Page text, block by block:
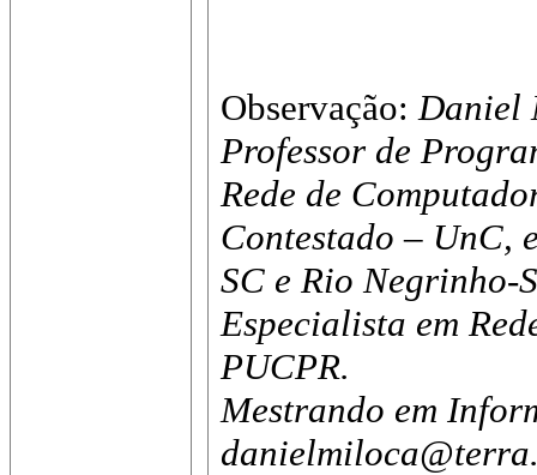
Observação:Daniel
Professor de
Rede de
Contestado – UnC,
SC e Rio Negrinho-
Especialista em
PUCPR.
Mestrando em